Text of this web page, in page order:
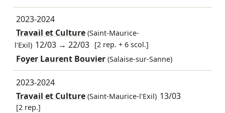
2023-2024
Travail et Culture(Saint-Maurice-
l'Exil) 12/03 →22/03 [2 rep. + 6 scol.]
Foyer Laurent Bouvier (Salaise-sur-Sanne)
2023-2024
Travail et Culture(Saint-Maurice-l'Exil) 13/03
[2 rep.]